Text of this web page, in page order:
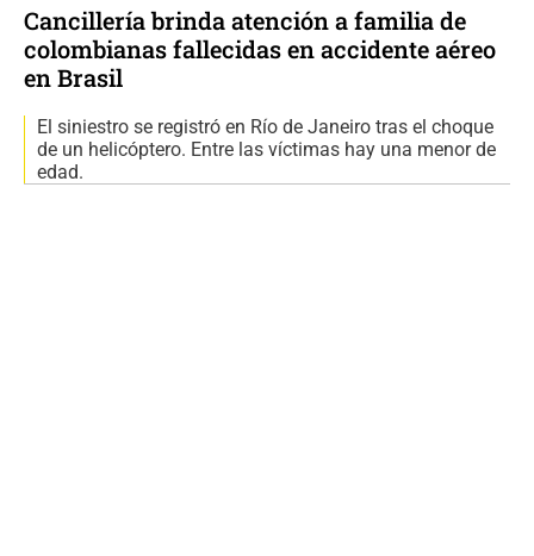
Cancillería brinda atención a familia de
colombianas fallecidas en accidente aéreo
en Brasil
El siniestro se registró en Río de Janeiro tras el choque
de un helicóptero. Entre las víctimas hay una menor de
edad.